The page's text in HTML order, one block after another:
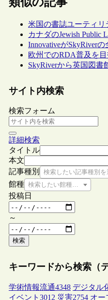
米国の書誌ユーティ
カナダのJewish Public
InnovativeがSkyRiver
欧州でのRDA普及を
SkyRiverから英国図書
サイト内検索
検索フォーム
詳細検索
タイトル
本文
記事種別
検索したい記事種別
館種 検索したい館種を選択して
投稿日
～
検索
キーワードから検索（
学術情報流通4348 デジタル
イベント 3012 災害2754 オー